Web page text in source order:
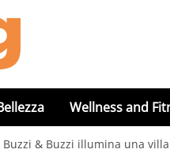
Wellness and
Buzzi & Buzzi illumina una